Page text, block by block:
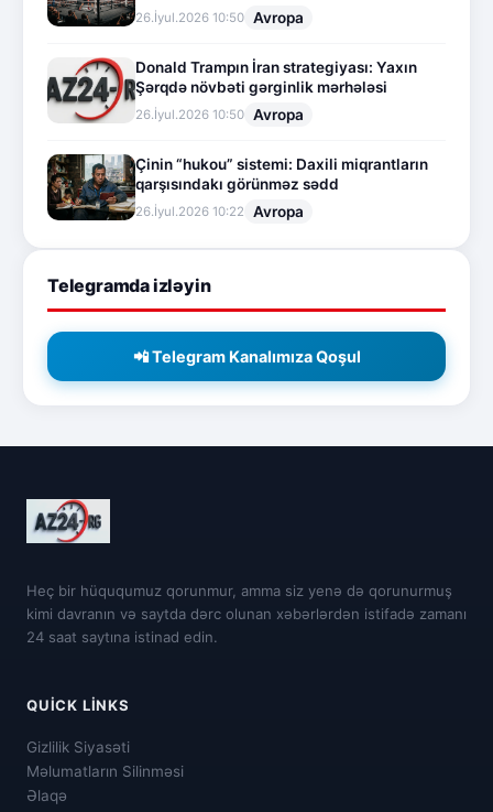
26.İyul.2026 10:50 Avropa
Donald Trampın İran strategiyası: Yaxın
Şərqdə növbəti gərginlik mərhələsi
26.İyul.2026 10:50 Avropa
Çinin “hukou” sistemi: Daxili miqrantların
qarşısındakı görünməz sədd
26.İyul.2026 10:22 Avropa
Telegramda izləyin
📲 Telegram Kanalımıza Qoşul
Heç bir hüququmuz qorunmur, amma siz yenə də qorunurmuş
kimi davranın və saytda dərc olunan xəbərlərdən istifadə zamanı
24 saat saytına istinad edin.
QUICK LINKS
Gizlilik Siyasəti
Məlumatların Silinməsi
Əlaqə